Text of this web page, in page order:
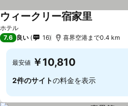
ホテル
ウィークリー宿家里料金を表示
7.6 良い 16 喜界空港まで0.4 km
最安値 ￥10,810
2件のサイトの料金を表示